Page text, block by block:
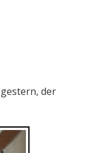
gestern, der